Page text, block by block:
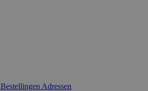
Bestellingen Adressen